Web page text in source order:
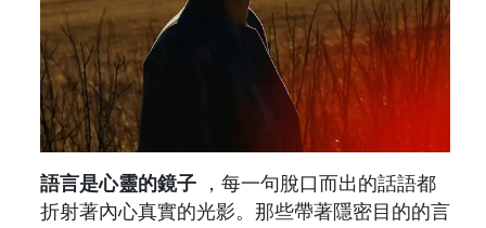
語言是心靈的鏡子 ，每一句脫口而出的話語都
折射著內心真實的光影。那些帶著隱密目的的言